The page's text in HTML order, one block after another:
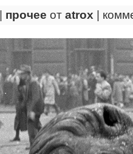
прочее от atrox